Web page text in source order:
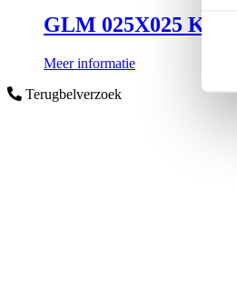
GLM 025X025
Meer informatie
Terugbelverzoek